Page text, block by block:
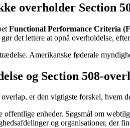
overholder Section
Functional Performance Criteria
det lettere at opnå overholdelse,
Amerikanske føderale
og Section 508-
er den vigtigste forskel, hvem
enheder. Søgsmål om
og organisationer, der